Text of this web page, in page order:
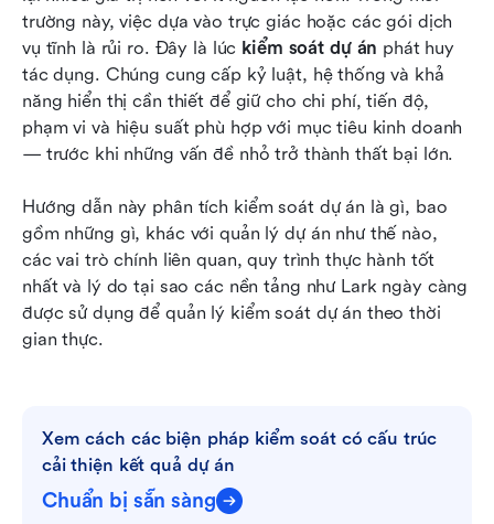
trường này, việc dựa vào trực giác hoặc các gói dịch
vụ tĩnh là rủi ro. Đây là lúc kiểm soát dự án phát huy
tác dụng. Chúng cung cấp kỷ luật, hệ thống và khả
năng hiển thị cần thiết để giữ cho chi phí, tiến độ,
phạm vi và hiệu suất phù hợp với mục tiêu kinh doanh
— trước khi những vấn đề nhỏ trở thành thất bại lớn.
Hướng dẫn này phân tích kiểm soát dự án là gì, bao
gồm những gì, khác với quản lý dự án như thế nào,
các vai trò chính liên quan, quy trình thực hành tốt
nhất và lý do tại sao các nền tảng như Lark ngày càng
được sử dụng để quản lý kiểm soát dự án theo thời
gian thực.
Xem cách các biện pháp kiểm soát có cấu trúc
cải thiện kết quả dự án
Chuẩn bị sẵn sàng
Kết luận
Câu hỏi thường gặp
Đọc liên quan